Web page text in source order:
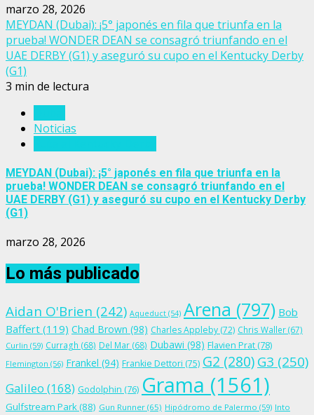
marzo 28, 2026
MEYDAN (Dubai): ¡5° japonés en fila que triunfa en la
prueba! WONDER DEAN se consagró triunfando en el
UAE DERBY (G1) y aseguró su cupo en el Kentucky Derby
(G1)
3 min de lectura
Noticias
MEYDAN (Dubai): ¡5° japonés en fila que triunfa en la
prueba! WONDER DEAN se consagró triunfando en el
UAE DERBY (G1) y aseguró su cupo en el Kentucky Derby
(G1)
marzo 28, 2026
Lo más publicado
Aidan O'Brien (242) Aqueduct (54) Arena (797) Bob
Baffert (119) Chad Brown (98) Charles Appleby (72) Chris Waller(67)
Curlin (59) Curragh (68) Del Mar (68) Dubawi (98) Flavien Prat (78)
Flemington (56) Frankel (94) Frankie Dettori (75) G2 (280)G3 (250)
Galileo (168) Godolphin (76) Grama (1561)
Gulfstream Park(88) Gun Runner (65) Hipódromo de Palermo (59) Into